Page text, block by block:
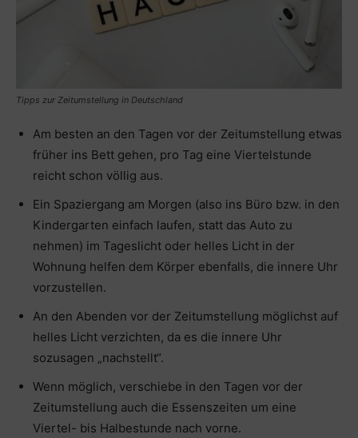
Tipps zur Zeitumstellung in Deutschland
Am besten an den Tagen vor der Zeitumstellung etwas
früher ins Bett gehen, pro Tag eine Viertelstunde
reicht schon völlig aus.
Ein Spaziergang am Morgen (also ins Büro bzw. in den
Kindergarten einfach laufen, statt das Auto zu
nehmen) im Tageslicht oder helles Licht in der
Wohnung helfen dem Körper ebenfalls, die innere Uhr
vorzustellen.
An den Abenden vor der Zeitumstellung möglichst auf
helles Licht verzichten, da es die innere Uhr
sozusagen „nachstellt“.
Wenn möglich, verschiebe in den Tagen vor der
Zeitumstellung auch die Essenszeiten um eine
Viertel- bis Halbestunde nach vorne.